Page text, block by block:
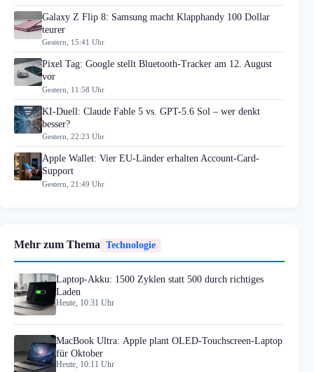
Galaxy Z Flip 8: Samsung macht Klapphandy 100 Dollar
teurer
Gestern, 15:41 Uhr
Pixel Tag: Google stellt Bluetooth-Tracker am 12. August
vor
Gestern, 11:58 Uhr
KI-Duell: Claude Fable 5 vs. GPT-5.6 Sol – wer denkt
besser?
Gestern, 22:23 Uhr
Apple Wallet: Vier EU-Länder erhalten Account-Card-
Support
Gestern, 21:49 Uhr
Mehr zum Thema Technologie
Laptop-Akku: 1500 Zyklen statt 500 durch richtiges
Laden
Heute, 10:31 Uhr
MacBook Ultra: Apple plant OLED-Touchscreen-Laptop
für Oktober
Heute, 10:11 Uhr